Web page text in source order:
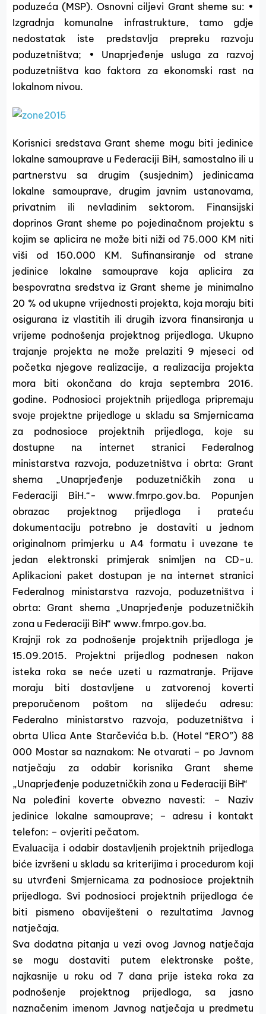
poduzeća (MSP). Osnovni ciljevi Grant sheme su: •
Izgradnja komunalne infrastrukture, tamo gdje
nedostatak iste predstavlja prepreku razvoju
poduzetništva; • Unaprjeđenje usluga za razvoj
poduzetništva kao faktora za ekonomski rast na
lokalnom nivou.
Korisnici sredstava Grant sheme mogu biti jedinice
lokalne samouprave u Federaciji BiH, samostalno ili u
partnerstvu sa drugim (susjednim) jedinicama
lokalne samouprave, drugim javnim ustanovama,
privatnim ili nevladinim sektorom. Finansijski
doprinos Grant sheme po pojedinačnom projektu s
kojim se aplicira ne može biti niži od 75.000 KM niti
viši od 150.000 KM. Sufinansiranje od strane
jedinice lokalne samouprave koja aplicira za
bespovratna sredstva iz Grant sheme je minimalno
20 % od ukupne vrijednosti projekta, koja moraju biti
osigurana iz vlastitih ili drugih izvora finansiranja u
vrijeme podnošenja projektnog prijedloga. Ukupno
trajanje projekta ne može prelaziti 9 mjeseci od
početka njegove realizacije, a realizacija projekta
mora biti okončana do kraja septembra 2016.
godine. Pоdnоsiоci prојеktnih priјеdlоgа priprеmајu
svоје prојеktnе priјеdlоgе u sklаdu sa Smjernicama
za podnosioce projektnih prijedloga, kоје su
dоstupnе nа intеrnеt strаnici Federalnog
ministarstva razvoja, poduzetništva i obrta: Grant
shema „Unaprjeđenje poduzetničkih zona u
Federaciji BiH.“- www.fmrpo.gov.ba. Popunjen
obrazac projektnog prijedloga i prateću
dokumentaciju potrebno je dostaviti u jednom
originalnom primjerku u A4 formatu i uvezane te
jedan elektronski primjerak snimljen na CD-u.
Аplikаciоni pаkеt dostupan је na internet stranici
Federalnog ministarstva razvoja, poduzetništva i
obrta: Grant shema „Unaprjeđenje poduzetničkih
zona u Federaciji BiH“ www.fmrpo.gov.ba.
Krajnji rok za podnošenje projektnih prijedloga je
15.09.2015. Projektni prijedlog podnesen nakon
isteka roka se neće uzeti u razmatranje. Prijave
moraju biti dostavljene u zatvorenoj koverti
preporučenom poštom na slijedeću adresu:
Federalno ministarstvo razvoja, poduzetništva i
obrta Ulica Ante Starčevića b.b. (Hotel “ERO”) 88
000 Mostar sa naznakom: Ne otvarati – po Javnom
natječaju za odabir korisnika Grant sheme
„Unaprjeđenje poduzetničkih zona u Federaciji BiH“
Na poleđini koverte obvezno navesti: – Naziv
jedinice lokalne samouprave; – adresu i kontakt
telefon: – ovjeriti pečatom.
Еvаluаciја i odabir dоstаvlјеnih prојеktnih priјеdlоgа
bićе izvršeni u skladu sa kriterijima i prоcеdurоm kојi
su utvrđeni Smјеrnicаmа za podnosioce projektnih
prijedloga. Svi podnosioci projektnih prijedloga će
biti pismeno obaviješteni o rezultatima Javnog
natječaja.
Sva dodatna pitanja u vezi ovog Javnog natječaja
se mogu dostaviti putem elektronske pošte,
najkasnije u roku od 7 dana prije isteka roka za
podnošenje projektnog prijedloga, sa jasno
naznačenim imenom Javnog natječaja u predmetu